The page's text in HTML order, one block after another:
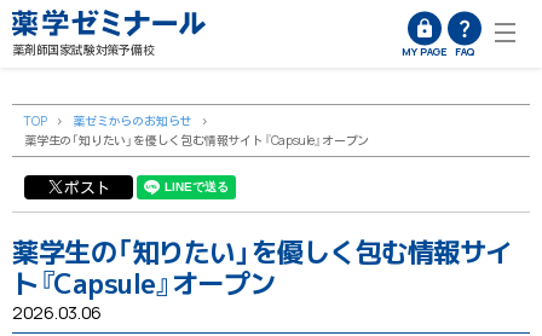
薬剤師国家試験対策予備校 FAQ
MY PAGE
TOP > 薬ゼミからのお知らせ
>
薬学生の「知りたい」を優しく包む情報サイト『Capsule』オープン
ポスト
薬学生の「知りたい」を優しく包む情報サイ
ト『Capsule』オープン
2026.03.06